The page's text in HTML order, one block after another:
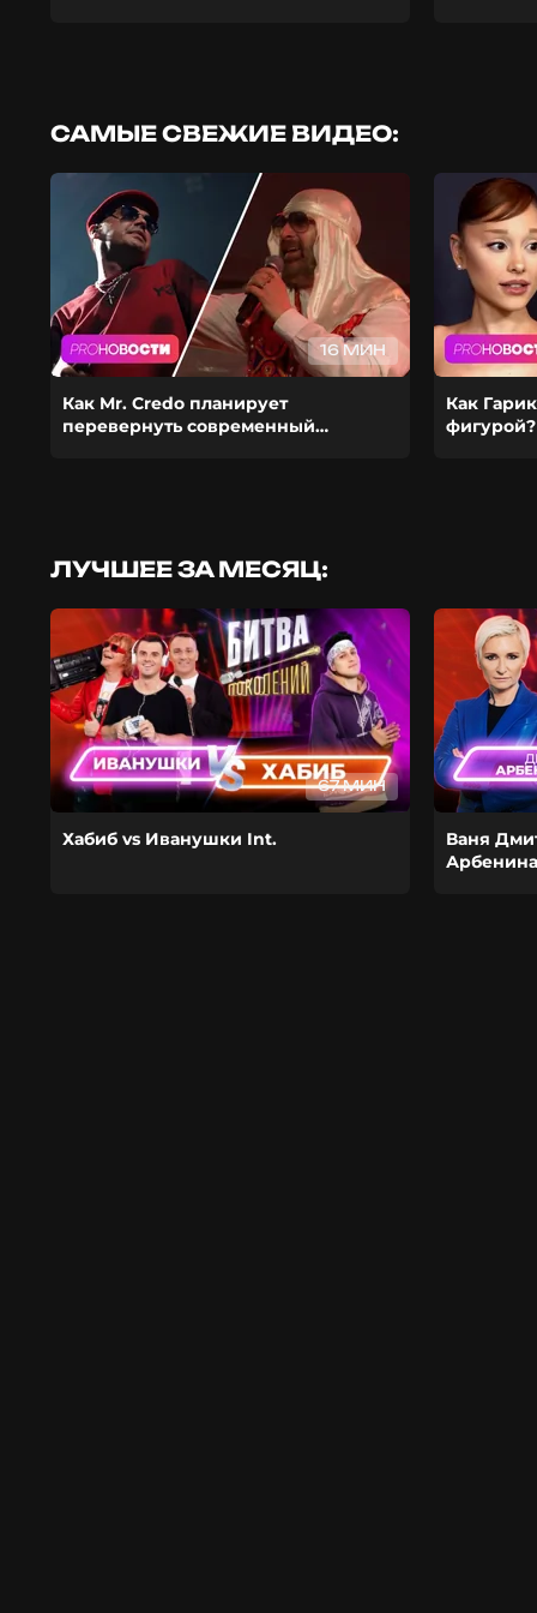
САМЫЕ СВЕЖИЕ ВИДЕО:
16 МИН
Как Mr. Credo планирует
перевернуть современный
Как
ЛУЧШЕЕ ЗА МЕСЯЦ:
67 МИН
Хабиб vs Иванушки Int.
Ваня
Арбенина